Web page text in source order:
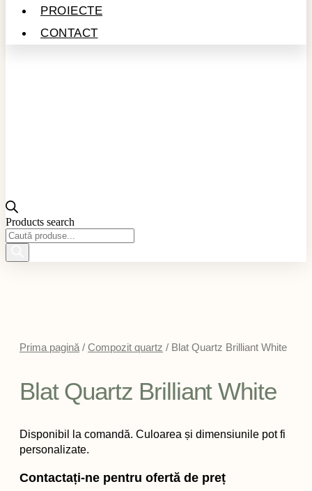
PROIECTE
CONTACT
Products search
Prima pagină / Compozit quartz / Blat Quartz Brilliant White
Blat Quartz Brilliant White
Disponibil la comandă. Culoarea și dimensiunile pot fi
personalizate.
Contactați-ne pentru ofertă de preț